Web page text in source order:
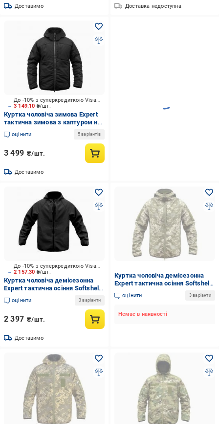
Доставимо Доставка недоступна
3 149.10 ₴/шт.
До -10% з суперкредиткою Visa Вигода
Куртка чоловіча зимова Expert
тактична зимова з каптуром на
підкладці, р.XXL [019] Black
оцінити 5 варіантів
3 499 ₴/шт.
Доставимо
2 157.30 ₴/шт.
До -10% з суперкредиткою Visa Вигода
Куртка чоловіча демісезонна
Expert тактична осіння Softshell
р.M [019] Black
оцінити 3 варіанти
2 397 ₴/шт.
Доставимо
Куртка чоловіча демісезонна
Expert тактична осіння Softshell
р.XL піксель
оцінити 3 варіанти
Немає в наявності